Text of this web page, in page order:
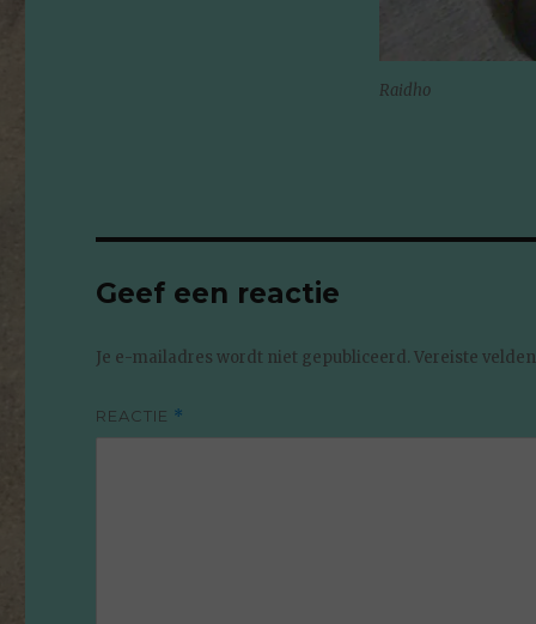
Raidho
Geef een reactie
Je e-mailadres wordt niet gepubliceerd. Vereiste
REACTIE *